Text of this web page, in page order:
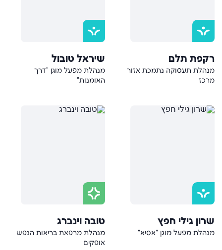
רקפת תלם
מנהלת תעסוקה נתמכת אזור
מרכז
שיראל טובול
מנהלת מפעל מוגן "דרך
האומנות"
שרון גילי חפץ
מנהלת מפעל מוגן "אסיא"
טובה וינברג
מנהלת מרפאת בריאות הנפש
אופקים